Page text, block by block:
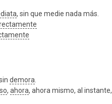
, sin que medie nada más.
demora.
, ahora, ahora mismo, al instante,